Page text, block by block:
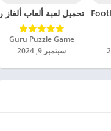
تحميل لعبة ألعاب ألغاز
Guru Puzzle Game‏
سبتمبر 9, 2024